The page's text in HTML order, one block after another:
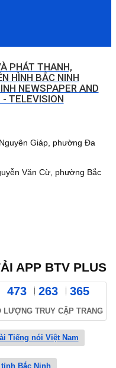
PHÁT THANH,
HÌNH BẮC NINH
NEWSPAPER AND
- TELEVISION
Giáp, phường Đa
Văn Cừ, phường Bắc
APP BTV PLUS
473 263 365
LƯỢNG TRUY CẬP TRANG
Tiếng nói Việt Nam
Bắc Ninh